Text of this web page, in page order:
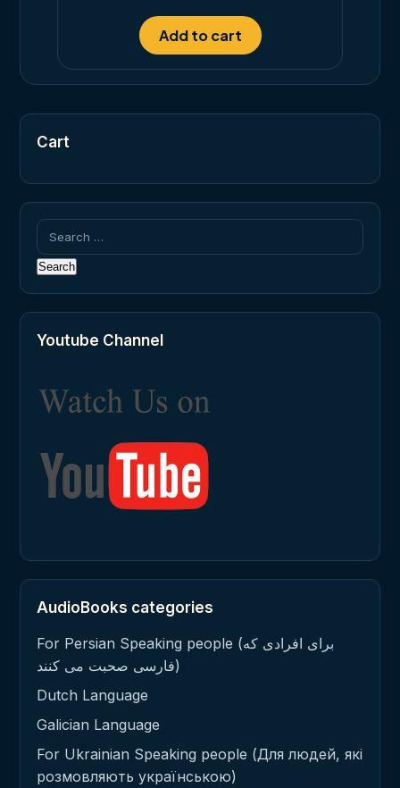
Add to cart
Cart
Search
for:
Youtube Channel
AudioBooks categories
For Persian Speaking people (برای افرادی که
فارسی صحبت می کنند)
Dutch Language
Galician Language
For Ukrainian Speaking people (Для людей, які
розмовляють українською)